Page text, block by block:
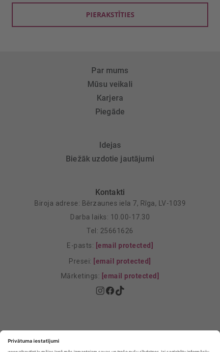
PIERAKSTĪTIES
Par mums
Mūsu veikali
Karjera
Piegāde
Idejas
Biežāk uzdotie jautājumi
Kontakti
Biroja adrese: Bērzaunes iela 7, Rīga, LV-1039
Darba laiks: 10.00-17.30
Tel: 25661626
E-pasts: [email protected]
Presei: [email protected]
Mārketings: [email protected]
Privātuma Iestatījumi